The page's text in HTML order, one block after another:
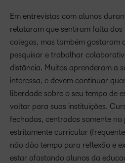
Em entrevistas com alunos
relataram que sentiram falta dos
colegas, mas também gostaram
pesquisar e trabalhar
distância. Muitos aprenderam a
interessa, e devem continuar
liberdade sobre o seu tempo de
voltar para suas instituições.
fechadas, centrados somente
estritamente curricular
não dão tempo para reflexão e
estar afastando alunos da